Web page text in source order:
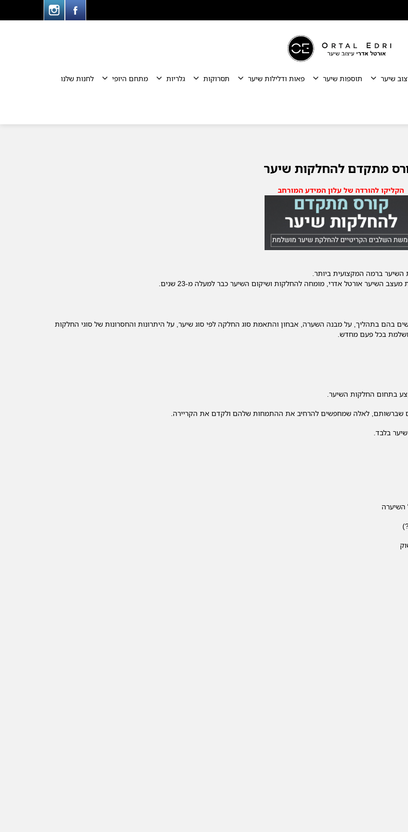
שיער תוספות שיער פאות ודלילות שיער תסרוקות גלריות מתחם היופי לחנות שלנו
מתקדם להחלקות שיער
הקליקו להורדה של עלון המידע המורחב
ברמה המקצועית ביותר.
השיער אורטל אדרי, מומחה להחלקות ושיקום השיער כבר למעלה מ-23 שנים.
בהם בתהליך, על מבנה השערה, אבחון והתאמת סוג החלקה לפי סוג שיער, על היתרונות והחסרונות של סוגי החלקות
בכל פעם מחדש.
בתחום החלקות השיער.
שברשותם, לאלה שמחפשים להרחיב את ההתמחות שלהם ולקדם את הקריירה.
בלבד.
השיערה